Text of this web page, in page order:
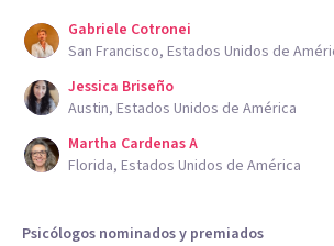
Gabriele Cotronei
San Francisco, Estados Unidos de
Jessica Briseño
Austin, Estados Unidos de América
Martha Cardenas A
Florida, Estados Unidos de América
Psicólogos nominados y premiados